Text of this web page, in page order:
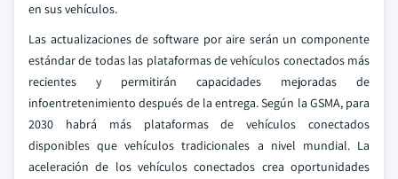
en sus vehículos.
Las actualizaciones de software por aire serán un componente
estándar de todas las plataformas de vehículos conectados más
recientes y permitirán capacidades mejoradas de
infoentretenimiento después de la entrega. Según la GSMA, para
2030 habrá más plataformas de vehículos conectados
disponibles que vehículos tradicionales a nivel mundial. La
aceleración de los vehículos conectados crea oportunidades